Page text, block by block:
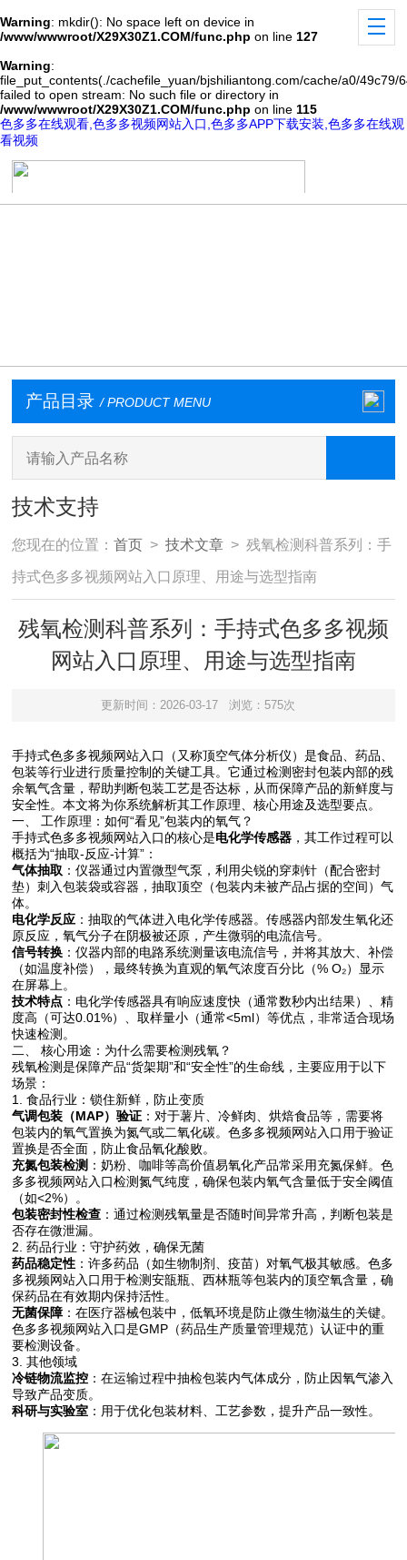
Warning: mkdir(): No space left on device in
/www/wwwroot/X29X30Z1.COM/func.php on line 127
Warning:
file_put_contents(./cachefile_yuan/bjshiliantong.com/cache/a0/49c79/
failed to open stream: No such file or directory in
/www/wwwroot/X29X30Z1.COM/func.php on line 115
色多多在线观看,色多多视频网站入口,色多多APP下载安装,色多多在线观
看视频
产品目录 / PRODUCT MENU
技术支持
您现在的位置：首页 >技术文章 > 残氧检测科普系列：手
持式色多多视频网站入口原理、用途与选型指南
残氧检测科普系列：手持式色多多视频
网站入口原理、用途与选型指南
更新时间：2026-03-17 浏览：575次
手持式色多多视频网站入口（又称顶空气体分析仪）是食品、药品、
包装等行业进行质量控制的关键工具。它通过检测密封包装内部的残
余氧气含量，帮助判断包装工艺是否达标，从而保障产品的新鲜度与
安全性。本文将为你系统解析其工作原理、核心用途及选型要点。
一、 工作原理：如何“看见”包装内的氧气？
手持式色多多视频网站入口的核心是电化学传感器 ，其工作过程可以
概括为“抽取-反应-计算”：
气体抽取 ：仪器通过内置微型气泵，利用尖锐的穿刺针（配合密封
垫）刺入包装袋或容器，抽取顶空（包装内未被产品占据的空间）气
体。
电化学反应 ：抽取的气体进入电化学传感器。传感器内部发生氧化还
原反应，氧气分子在阴极被还原，产生微弱的电流信号。
信号转换 ：仪器内部的电路系统测量该电流信号，并将其放大、补偿
（如温度补偿），最终转换为直观的氧气浓度百分比（% O₂）显示
在屏幕上。
技术特点 ：电化学传感器具有响应速度快（通常数秒内出结果）、精
度高（可达0.01%）、取样量小（通常<5ml）等优点，非常适合现场
快速检测。
二、 核心用途：为什么需要检测残氧？
残氧检测是保障产品“货架期”和“安全性”的生命线，主要应用于以下
场景：
1. 食品行业：锁住新鲜，防止变质
气调包装（MAP）验证 ：对于薯片、冷鲜肉、烘焙食品等，需要将
包装内的氧气置换为氮气或二氧化碳。色多多视频网站入口用于验证
置换是否全面，防止食品氧化酸败。
充氮包装检测 ：奶粉、咖啡等高价值易氧化产品常采用充氮保鲜。色
多多视频网站入口检测氮气纯度，确保包装内氧气含量低于安全阈值
（如<2%）。
包装密封性检查 ：通过检测残氧量是否随时间异常升高，判断包装是
否存在微泄漏。
2. 药品行业：守护药效，确保无菌
药品稳定性 ：许多药品（如生物制剂、疫苗）对氧气极其敏感。色多
多视频网站入口用于检测安瓿瓶、西林瓶等包装内的顶空氧含量，确
保药品在有效期内保持活性。
无菌保障 ：在医疗器械包装中，低氧环境是防止微生物滋生的关键。
色多多视频网站入口是GMP（药品生产质量管理规范）认证中的重
要检测设备。
3. 其他领域
冷链物流监控 ：在运输过程中抽检包装内气体成分，防止因氧气渗入
导致产品变质。
科研与实验室 ：用于优化包装材料、工艺参数，提升产品一致性。